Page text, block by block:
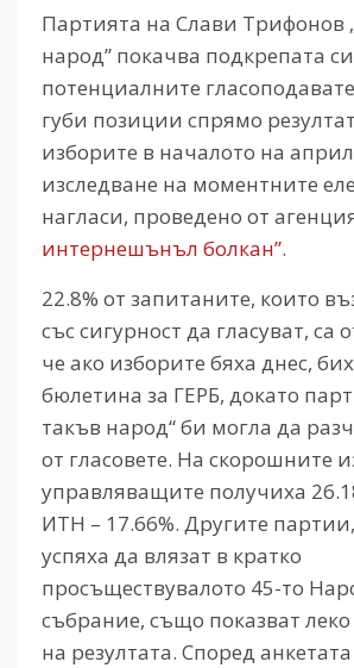
Партията на Слави Трифонов
народ” покачва подкрепата
потенциалните
губи позиции спрямо
изборите в началото на
изследване на моментните
нагласи, проведено от
интернешънъл болкан”.
22.8% от запитаните, които
със сигурност да гласуват, са
че ако изборите бяха днес,
бюлетина за ГЕРБ, докато
такъв народ“ би могла да
от гласовете. На скорошните
управляващите получиха
ИТН – 17.66%. Другите
успяха да влязат в кратко
просъществувалото 45-то
събрание, също показват
на резултата. Според